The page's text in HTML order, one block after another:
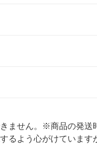
ません。※商品の発
るよう心がけていま